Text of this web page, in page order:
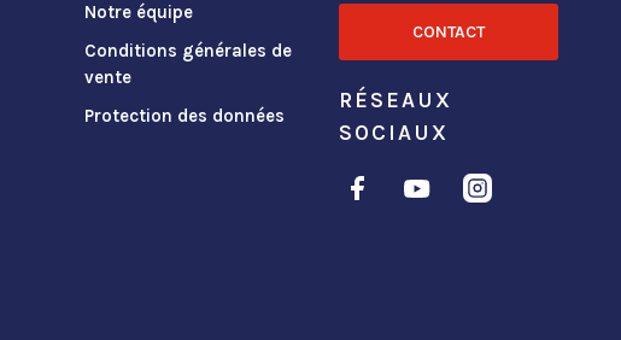
Notre équipe
Conditions générales de
vente
Protection des données
CONTACT
RÉSEAUX
SOCIAUX